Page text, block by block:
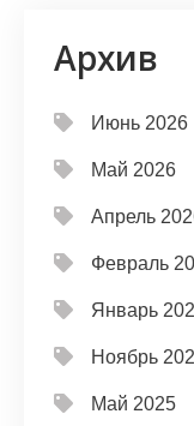
Архив
Июнь 2026
Май 2026
Апрель
Февраль
Январь
Ноябрь
Май 2025